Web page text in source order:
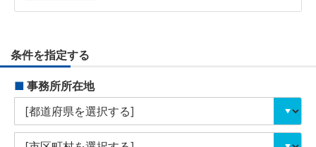
条件を指定する
■ 事務所所在地